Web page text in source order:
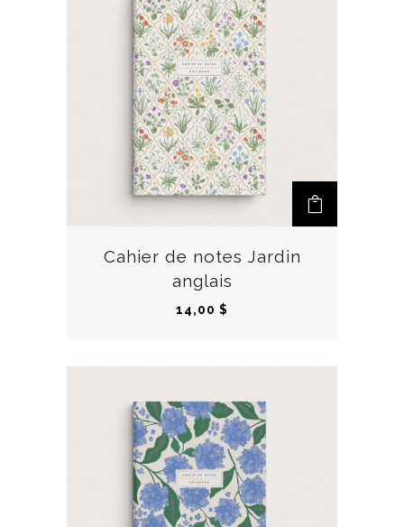
Cahier de notes Jardin
anglais
14,00 $